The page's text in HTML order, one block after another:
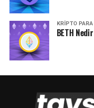
KRIPTO
BETH